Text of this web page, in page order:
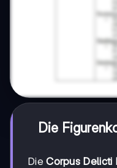
Die
DieCorpus Delicti